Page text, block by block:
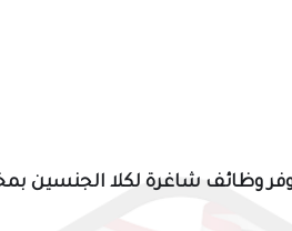
وظائف شاغرة لكلا الجنسين